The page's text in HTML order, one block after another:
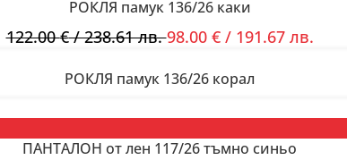
РОКЛЯ памук 136/26 каки
122.00€/ 238.61 лв.98.00 €/ 191.67 лв.
РОКЛЯ памук 136/26 корал
ПАНТАЛОН от лен 117/26 тъмно синьо